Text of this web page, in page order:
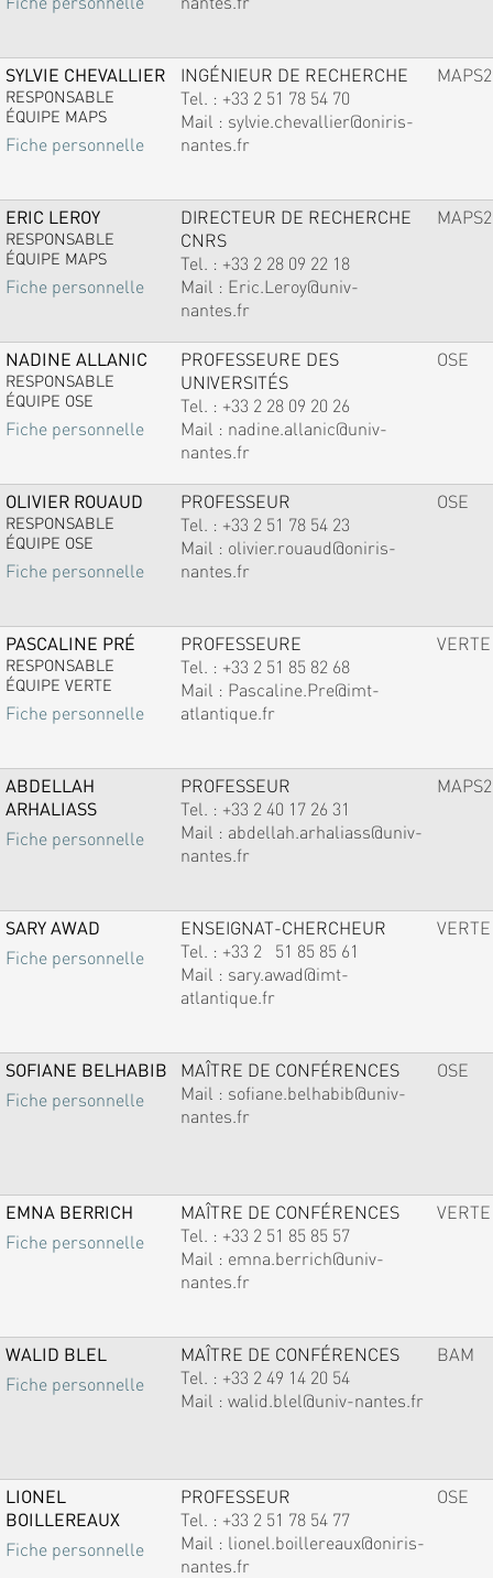
SYLVIE CHEVALLIER
RESPONSABLE
ÉQUIPE MAPS
Fiche personnelle
INGÉNIEUR DE RECHERCHE
Tel. : +33 2 51 78 54 70
Mail : sylvie.chevallier@oniris-
nantes.fr
MAPS2
ERIC LEROY
RESPONSABLE
ÉQUIPE MAPS
Fiche personnelle
DIRECTEUR DE RECHERCHE
CNRS
Tel. : +33 2 28 09 22 18
Mail : Eric.Leroy@univ-
nantes.fr
MAPS2
NADINE ALLANIC
RESPONSABLE
ÉQUIPE OSE
Fiche personnelle
PROFESSEURE DES
UNIVERSITÉS
Tel. : +33 2 28 09 20 26
Mail : nadine.allanic@univ-
nantes.fr
OSE
OLIVIER ROUAUD
RESPONSABLE
ÉQUIPE OSE
Fiche personnelle
PROFESSEUR
Tel. : +33 2 51 78 54 23
Mail : olivier.rouaud@oniris-
nantes.fr
OSE
PASCALINE PRÉ
RESPONSABLE
ÉQUIPE VERTE
Fiche personnelle
PROFESSEURE
Tel. : +33 2 51 85 82 68
Mail : Pascaline.Pre@imt-
atlantique.fr
VERTE
ABDELLAH
ARHALIASS
Fiche personnelle
PROFESSEUR
Tel. : +33 2 40 17 26 31
Mail : abdellah.arhaliass@univ-
nantes.fr
MAPS2
SARY AWAD
Fiche personnelle
ENSEIGNAT-CHERCHEUR
Tel. : +33 2 51 85 85 61
Mail : sary.awad@imt-
atlantique.fr
VERTE
SOFIANE BELHABIB
Fiche personnelle
MAÎTRE DE CONFÉRENCES
Mail : sofiane.belhabib@univ-
nantes.fr
OSE
EMNA BERRICH
Fiche personnelle
MAÎTRE DE CONFÉRENCES
Tel. : +33 2 51 85 85 57
Mail : emna.berrich@univ-
nantes.fr
VERTE
WALID BLEL
Fiche personnelle
MAÎTRE DE CONFÉRENCES
Tel. : +33 2 49 14 20 54
Mail : walid.blel@univ-nantes.fr
BAM
LIONEL
BOILLEREAUX
Fiche personnelle
PROFESSEUR
Tel. : +33 2 51 78 54 77
Mail : lionel.boillereaux@oniris-
nantes.fr
OSE